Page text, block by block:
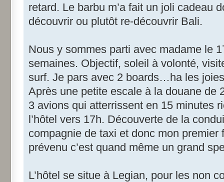
retard. Le barbu m’a fait un joli cadeau
découvrir ou plutôt re-découvrir Bali.
Nous y sommes parti avec madame le
semaines. Objectif, soleil à volonté,
surf. Je pars avec 2 boards…ha les
Après une petite escale à la douane de
3 avions qui atterrissent en 15 minutes
l’hôtel vers 17h. Découverte de la
compagnie de taxi et donc mon premier
prévenu c’est quand même un grand
L’hôtel se situe à Legian, pour les non